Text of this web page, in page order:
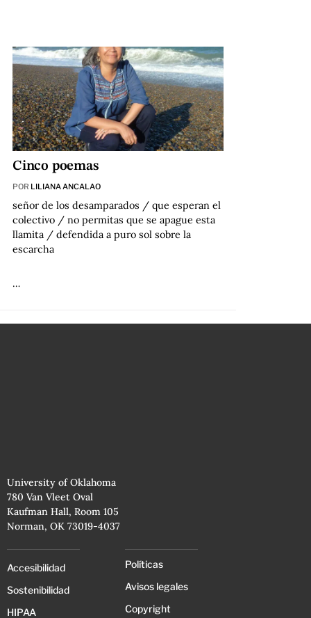
Cinco poemas
POR LILIANA ANCALAO
señor de los desamparados / que esperan el
colectivo / no permitas que se apague esta
llamita / defendida a puro sol sobre la
escarcha
…
University of Oklahoma
780 Van Vleet Oval
Kaufman Hall, Room 105
Norman, OK 73019-4037
Accesibilidad
Sostenibilidad
HIPAA
Políticas
Avisos legales
Copyright